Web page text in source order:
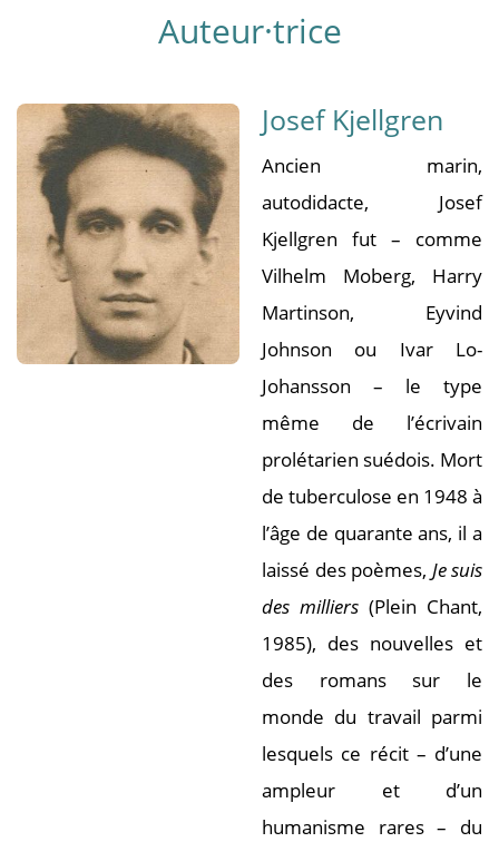
Auteur·trice
Josef Kjellgren
Ancien marin,
autodidacte, Josef
Kjellgren fut – comme
Vilhelm Moberg, Harry
Martinson, Eyvind
Johnson ou Ivar Lo-
Johansson – le type
même de l’écrivain
prolétarien suédois. Mort
de tuberculose en 1948 à
l’âge de quarante ans, il a
laissé des poèmes, Je suis
des milliers (Plein Chant,
1985), des nouvelles et
des romans sur le
monde du travail parmi
lesquels ce récit – d’une
ampleur et d’un
humanisme rares – du